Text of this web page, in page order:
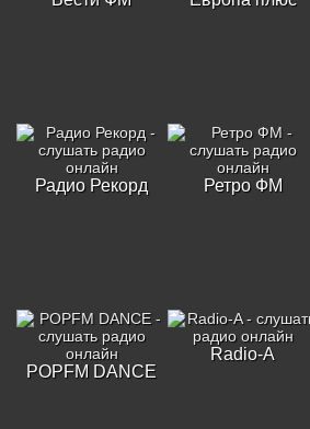
Радио Рекорд Ретро ФМ
POPFM DANCE
Radio-A